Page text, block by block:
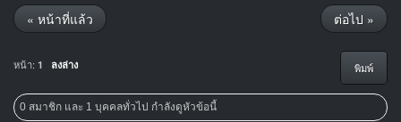
« หน้าที่แล้ว ต่อไป »
พิมพ์
หน้า: 1 ลงล่าง
0 สมาชิก และ 1 บุคคลทั่วไป กำลังดูหัวข้อนี้